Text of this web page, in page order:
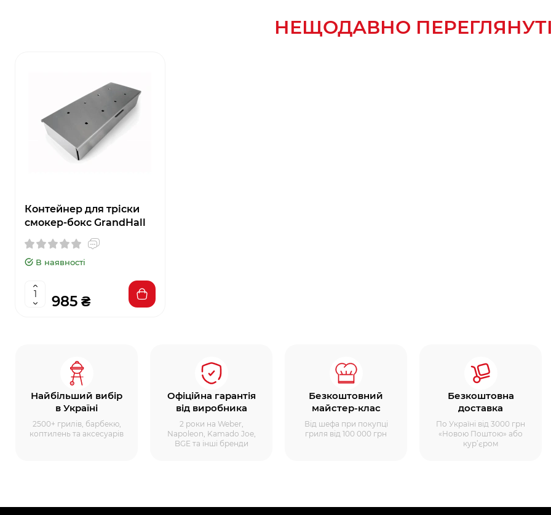
НЕЩОДАВНО
Контейнер для тріски
смокер-бокс GrandHall
В наявності
985 ₴
Найбільший вибір
в Україні
2500+ грилів, барбекю,
коптилень та аксесуарів
Офіційна гарантія
від виробника
2 роки на Weber,
Napoleon, Kamado Joe,
BGE та інші бренди
Безкоштовний
майстер-клас
Від шефа при покупці
гриля від 100 000 грн
Безкоштовна
доставка
По Україні від 3000 грн
«Новою Поштою» або
кур’єром